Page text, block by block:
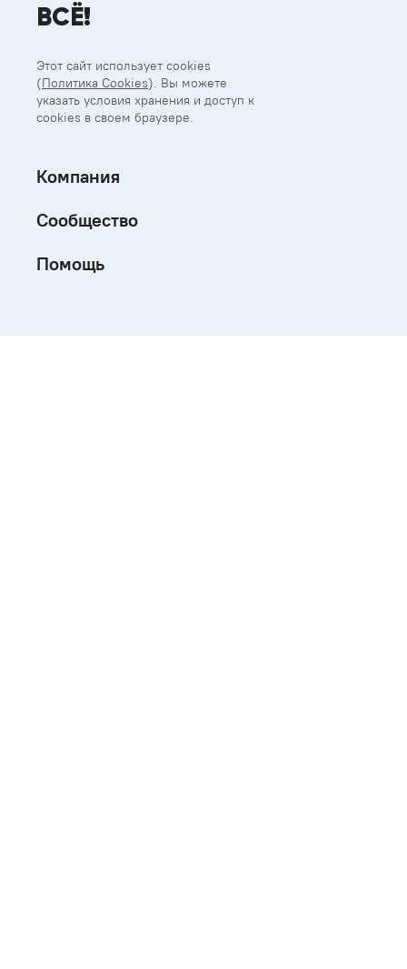
ВСЁ!
Этот сайт использует cookies
(Политика Cookies). Вы можете
указать условия хранения и доступ к
cookies в своем браузере.
Компания
Сообщество
Помощь